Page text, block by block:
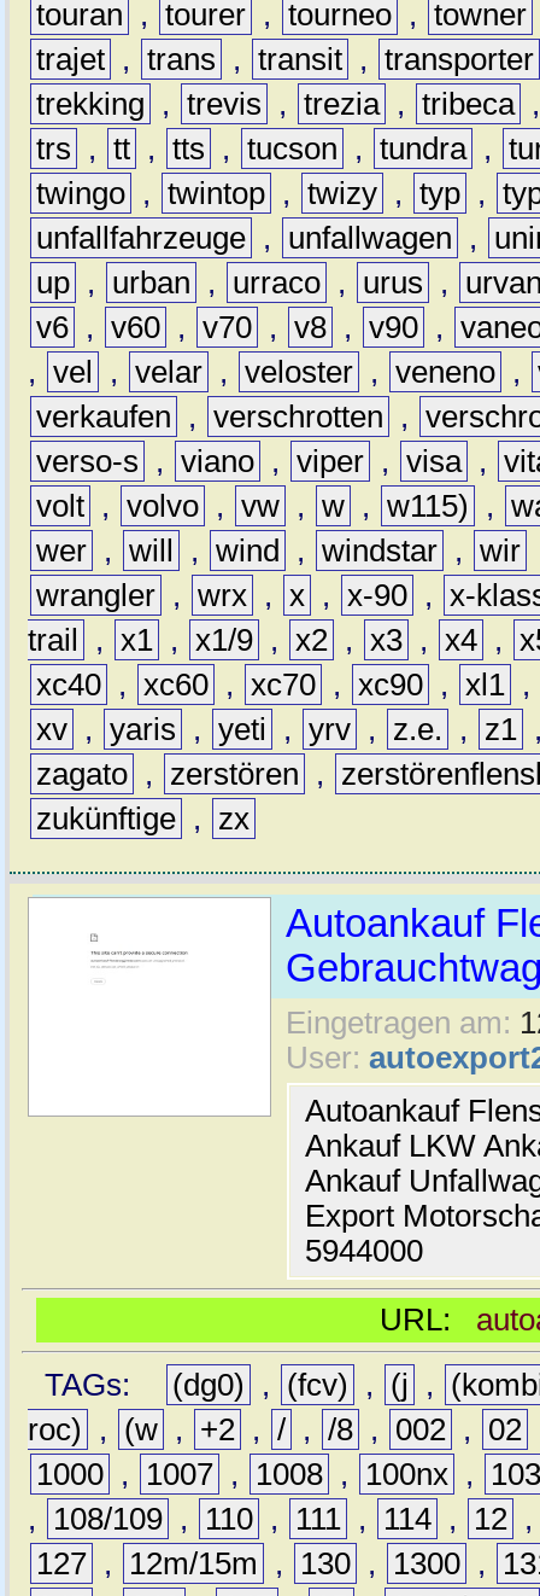
touran , tourer , tourneo , towner
trajet , trans , transit , transporter
trekking
, trevis , trezia , tribeca
trs
, tt , tts , tucson , tundra ,
twingo , twintop , twizy , typ ,
unfallfahrzeuge , unfallwagen ,
up , urban , urraco , urus ,
v6 , v60 , v70 , v8 , v90 ,
, vel , velar , veloster , veneno ,
verkaufen
, verschrotten ,
verso-s
, viano , viper , visa ,
volt , volvo , vw , w , w115) ,
wer , will , wind , windstar , wir
wrangler , wrx , x , x-90 , x-
trail
, x1 , x1/9 , x2 , x3 , x4 ,
xc40 , xc60 , xc70 , xc90 , xl1 ,
xv , yaris , yeti , yrv , z.e. , z1
zagato , zerstören ,
zukünftige , zx
Autoankauf
Eingetragen am:
User:
Autoankauf
Ankauf LKW
Ankauf
Export
5944000
URL:
TAGs:
(dg0) , (fcv) , (j ,
roc)
, (w , +2 , / , /8 , 002 , 02
1000 , 1007 , 1008 , 100nx ,
,
108/109 , 110 , 111 , 114 , 12
127 , 12m/15m , 130 , 1300 ,